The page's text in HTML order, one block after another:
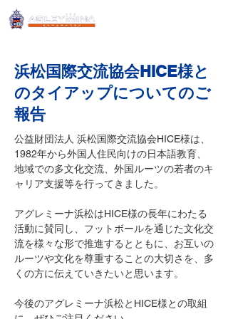
浜松国際交流協会HICE様と
のタイアップについてのご
報告
公益財団法人 浜松国際交流協会HICE様は、
1982年から外国人住民向けの日本語教育、
地域での多文化交流、外国ルーツの若者のキ
ャリア支援等を行ってきました。
アグレミーナ浜松はHICE様の長年にわたる
活動に賛同し、フットボールを通じた文化交
流を様々な形で推進するとともに、お互いの
ルーツや文化を尊重することの大切さを、多
くの方に伝えていきたいと思います。
今後のアグレミーナ浜松とHICE様との取組